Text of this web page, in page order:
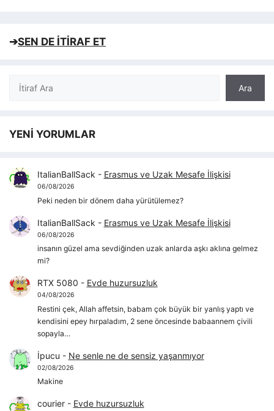
➔SEN DE İTİRAF ET
Ara
Ara
YENİ YORUMLAR
ItalianBallSack - Erasmus ve Uzak Mesafe İlişkisi
06/08/2026
Peki neden bir dönem daha yürütülemez?
ItalianBallSack - Erasmus ve Uzak Mesafe İlişkisi
06/08/2026
insanın güzel ama sevdiğinden uzak anlarda aşkı aklına gelmez
mi?
RTX 5080 - Evde huzursuzluk
04/08/2026
Restini çek, Allah affetsin, babam çok büyük bir yanlış yaptı ve
kendisini epey hırpaladım, 2 sene öncesinde babaannem çivili
sopayla…
İpucu - Ne senle ne de sensiz yaşanmıyor
02/08/2026
Makine
courier- Evde huzursuzluk